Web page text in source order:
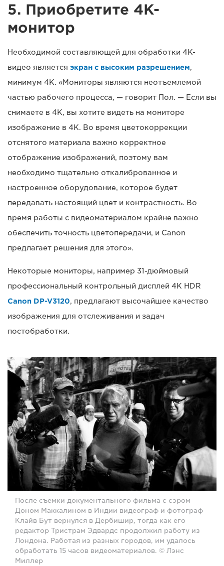
5. Приобретите 4K-
монитор
Необходимой составляющей для обработки 4K-
видео является экран с высоким разрешением,
минимум 4K. «Мониторы являются неотъемлемой
частью рабочего процесса, — говорит Пол. — Если вы
снимаете в 4K, вы хотите видеть на мониторе
изображение в 4K. Во время цветокоррекции
отснятого материала важно корректное
отображение изображений, поэтому вам
необходимо тщательно откалиброванное и
настроенное оборудование, которое будет
передавать настоящий цвет и контрастность. Во
время работы с видеоматериалом крайне важно
обеспечить точность цветопередачи, и Canon
предлагает решения для этого».
Некоторые мониторы, например 31-дюймовый
профессиональный контрольный дисплей 4K HDR
Canon DP-V3120, предлагают высочайшее качество
изображения для отслеживания и задач
постобработки.
После съемки документального фильма с сэром
Доном Маккалином в Индии видеограф и фотограф
Клайв Бут вернулся в Дербишир, тогда как его
редактор Тристрам Эдвардс продолжил работу из
Лондона. Работая из разных городов, им удалось
обработать 15 часов видеоматериалов. © Лэнс
Миллер